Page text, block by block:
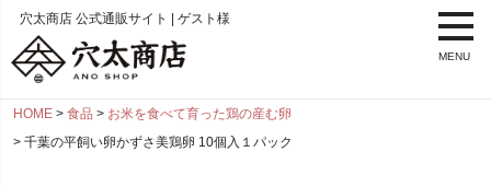
穴太商店 公式通販サイト | ゲスト様
MENU
HOME 食品
お米を食べて育った鶏の産む卵
千葉の平飼い卵かずさ美鶏卵 10個入１パック